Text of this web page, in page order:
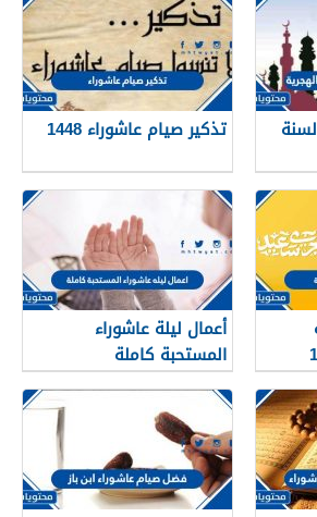
تذكير صيام عاشوراء 1448
أعمال ليلة عاشوراء
المستحبة كاملة